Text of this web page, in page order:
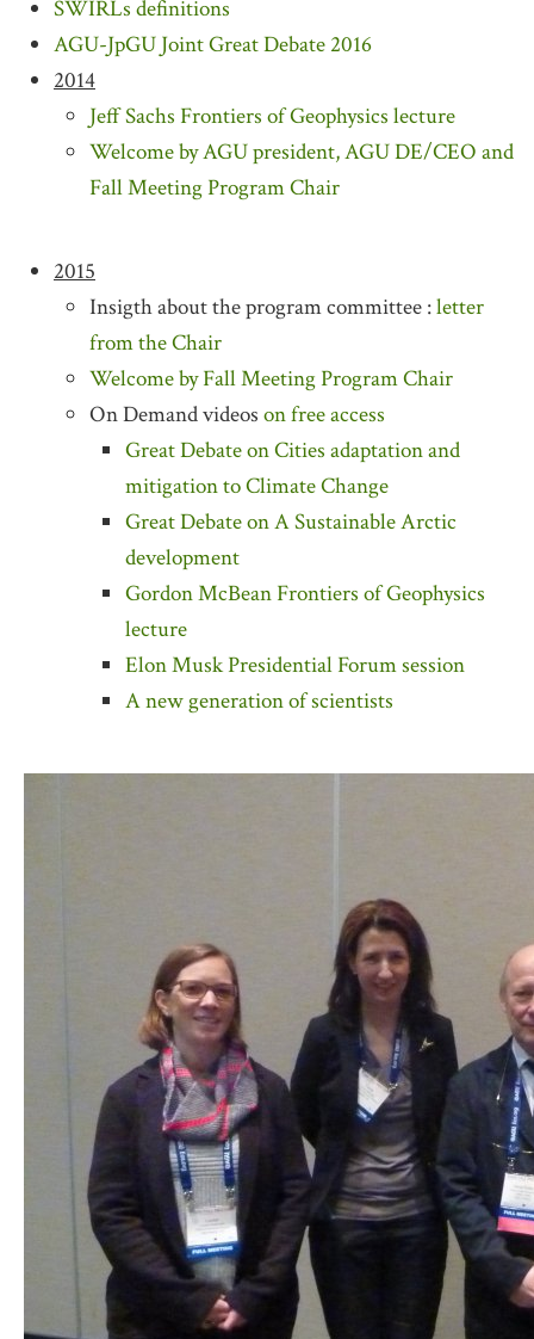
SWIRLs definitions
AGU-JpGU Joint Great Debate 2016
2014
Jeff Sachs Frontiers of Geophysics lecture
Welcome by AGU president, AGU DE/CEO and
Fall Meeting Program Chair
2015
Insigth about the program committee :letter
from the Chair
Welcome by Fall Meeting Program Chair
On Demand videos on free access
Great Debate on Cities adaptation and
mitigation to Climate Change
Great Debate on A Sustainable Arctic
development
Gordon McBean Frontiers of Geophysics
lecture
Elon Musk Presidential Forum session
A new generation of scientists